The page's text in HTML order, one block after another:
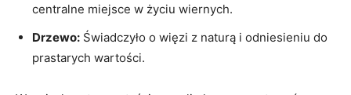
centralne miejsce w życiu wiernych.
Drzewo: Świadczyło o więzi z naturą i odniesieniu do
prastarych wartości.